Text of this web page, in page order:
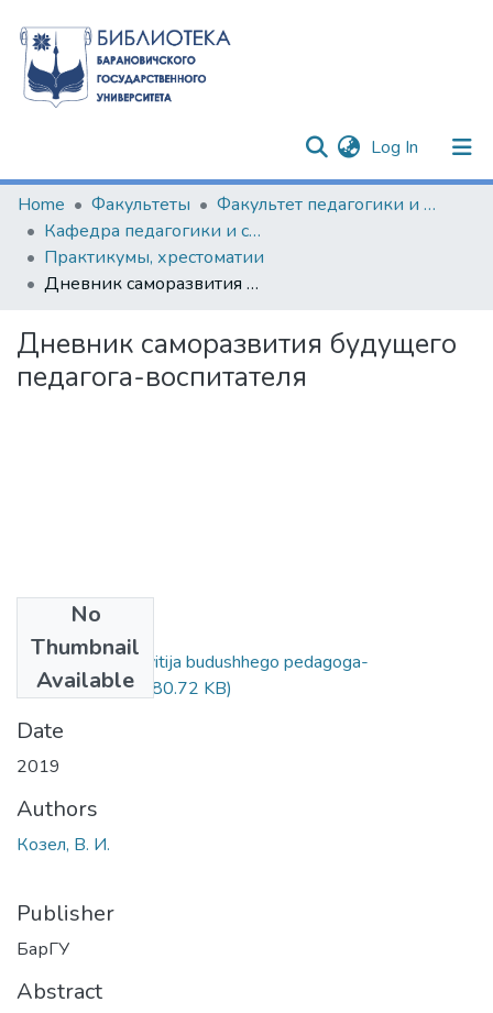
Log In (current)
Communities & Collections
All of DSpace
Statistics
Home Факультеты
Факультет педагогики и психологии
Кафедра педагогики и социально-гуманитарных дисциплин
Практикумы, хрестоматии
Дневник саморазвития будущего педагога-воспитателя
Дневник саморазвития будущего
педагога-воспитателя
No
Thumbnail
Available
Dnevnik samorazvitija budushhego pedagoga-
vospitatelja.pdf (980.72 KB)
Date
2019
Authors
Козел, В. И.
Publisher
БарГУ
Abstract